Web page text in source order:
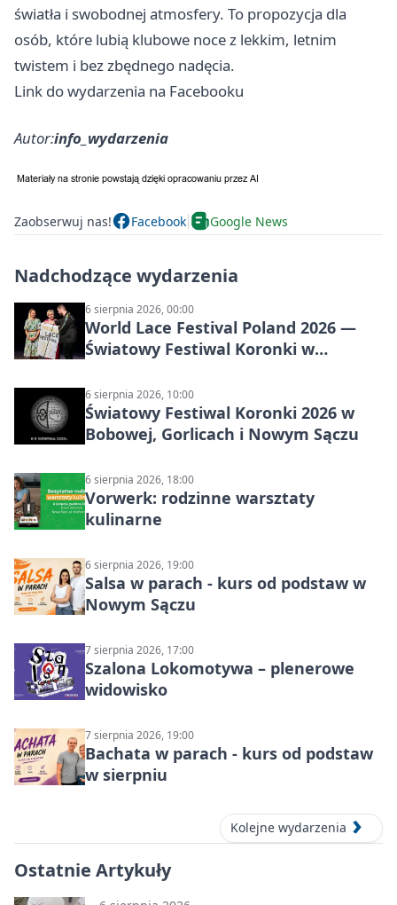
światła i swobodnej atmosfery. To propozycja dla
osób, które lubią klubowe noce z lekkim, letnim
twistem i bez zbędnego nadęcia.
Link do wydarzenia na Facebooku
Autor:info_wydarzenia
Zaobserwuj nas! Facebook Google News
Nadchodzące wydarzenia
6 sierpnia 2026, 00:00
World Lace Festival Poland 2026 —
Światowy Festiwal Koronki w
6 sierpnia 2026, 10:00
Światowy Festiwal Koronki 2026 w
Bobowej, Gorlicach i Nowym Sączu
6 sierpnia 2026, 18:00
Vorwerk: rodzinne warsztaty
kulinarne
6 sierpnia 2026, 19:00
Salsa w parach - kurs od podstaw w
Nowym Sączu
7 sierpnia 2026, 17:00
Szalona Lokomotywa – plenerowe
widowisko
7 sierpnia 2026, 19:00
Bachata w parach - kurs od podstaw
w sierpniu
Kolejne wydarzenia
Ostatnie Artykuły